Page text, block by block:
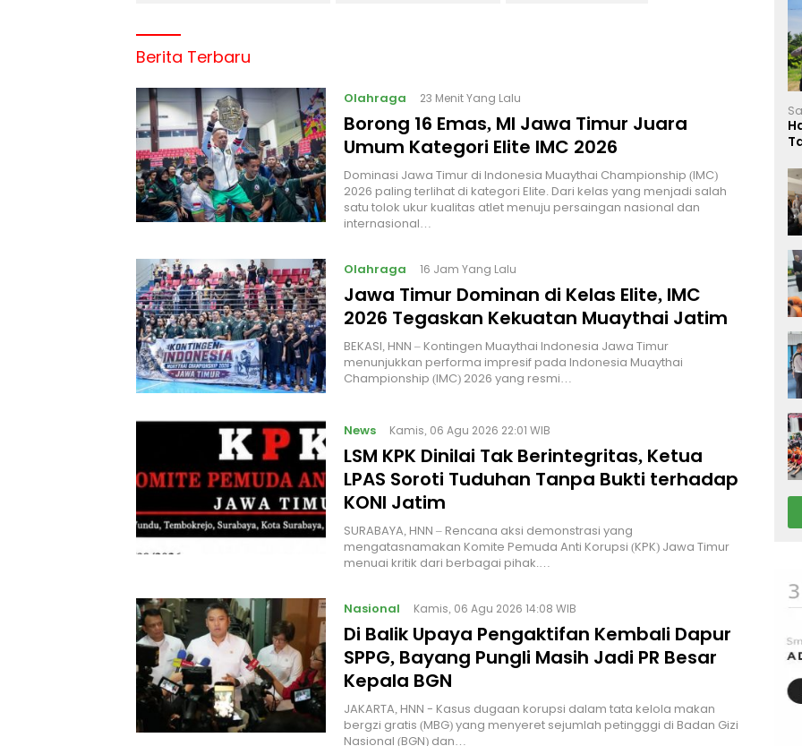
Berita Terbaru
Olahraga 23 Menit Yang Lalu
Borong 16 Emas, MI Jawa Timur Juara
Umum Kategori Elite IMC 2026
Dominasi Jawa Timur di Indonesia Muaythai Championship (IMC)
2026 paling terlihat di kategori Elite. Dari kelas yang menjadi salah
satu tolok ukur kualitas atlet menuju persaingan nasional dan
internasional…
Olahraga 16 Jam Yang Lalu
Jawa Timur Dominan di Kelas Elite, IMC
2026 Tegaskan Kekuatan Muaythai Jatim
BEKASI, HNN – Kontingen Muaythai Indonesia Jawa Timur
menunjukkan performa impresif pada Indonesia Muaythai
Championship (IMC) 2026 yang resmi…
News Kamis, 06 Agu 2026 22:01 WIB
LSM KPK Dinilai Tak Berintegritas, Ketua
LPAS Soroti Tuduhan Tanpa Bukti terhadap
KONI Jatim
SURABAYA, HNN – Rencana aksi demonstrasi yang
mengatasnamakan Komite Pemuda Anti Korupsi (KPK) Jawa Timur
menuai kritik dari berbagai pihak.…
Nasional Kamis, 06 Agu 2026 14:08 WIB
Di Balik Upaya Pengaktifan Kembali Dapur
SPPG, Bayang Pungli Masih Jadi PR Besar
Kepala BGN
JAKARTA, HNN - Kasus dugaan korupsi dalam tata kelola makan
bergzi gratis (MBG) yang menyeret sejumlah petingggi di Badan Gizi
Nasional (BGN) dan…